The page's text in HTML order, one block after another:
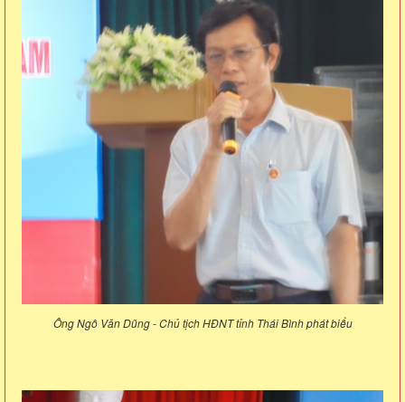
Ông Ngô Văn Dũng - Chủ tịch HĐNT tỉnh Thái Bình phát biểu